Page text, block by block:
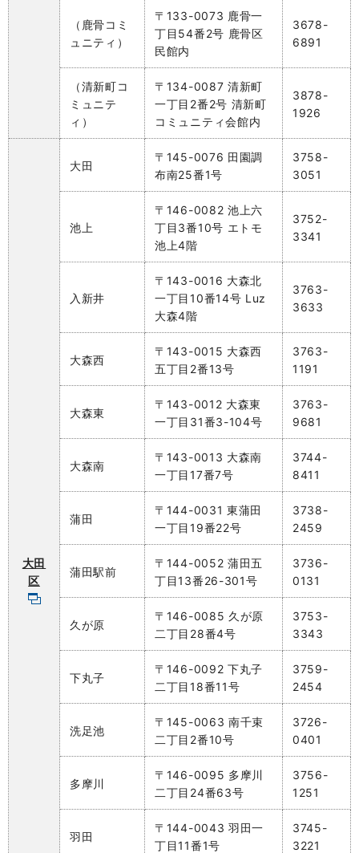
（鹿骨コミ
ュニティ）
〒133-0073 鹿骨一
丁目54番2号 鹿骨区
民館内
3678-
6891
（清新町コ
ミュニテ
ィ）
〒134-0087 清新町
一丁目2番2号 清新町
コミュニティ会館内
3878-
1926
大田
区
大田
〒145-0076 田園調
布南25番1号
3758-
3051
池上
〒146-0082 池上六
丁目3番10号 エトモ
池上4階
3752-
3341
入新井
〒143-0016 大森北
一丁目10番14号 Luz
大森4階
3763-
3633
大森西
〒143-0015 大森西
五丁目2番13号
3763-
1191
大森東
〒143-0012 大森東
一丁目31番3-104号
3763-
9681
大森南
〒143-0013 大森南
一丁目17番7号
3744-
8411
蒲田
〒144-0031 東蒲田
一丁目19番22号
3738-
2459
蒲田駅前
〒144-0052 蒲田五
丁目13番26-301号
3736-
0131
久が原
〒146-0085 久が原
二丁目28番4号
3753-
3343
下丸子
〒146-0092 下丸子
二丁目18番11号
3759-
2454
洗足池
〒145-0063 南千束
二丁目2番10号
3726-
0401
多摩川
〒146-0095 多摩川
二丁目24番63号
3756-
1251
羽田
〒144-0043 羽田一
丁目11番1号
3745-
3221